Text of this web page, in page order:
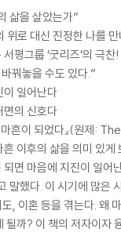
삶을 살았는가”
위로 대신 진정한 나를
평그룹 ‘굿리즈’의 극찬!
꿔놓을 수도 있다.”
이 일어난다
면의 신호다
마흔이 되었다』(원제:
이후의 삶을 의미 있게
면 마음에 지진이 일어
말했다. 이 시기에 많은
, 이혼 등을 겪는다. 왜
될까? 이 책의 저자이자